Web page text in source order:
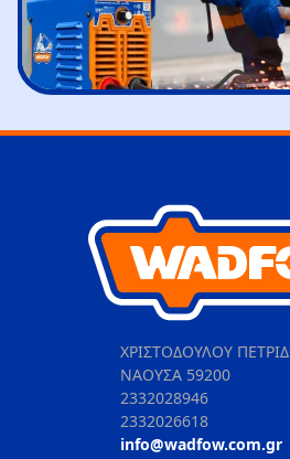
ΧΡΙΣΤΟΔΟΥΛΟΥ
ΝΑΟΥΣΑ 59200
2332028946
2332026618
info@wadfow.com.gr